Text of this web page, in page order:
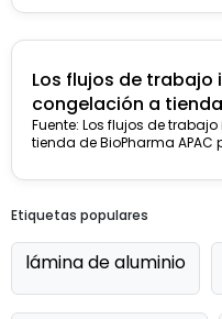
Los flujos de
congelación a
operaciones de la
biofarmacéutica
Fuente: Los flujos de
tienda de BioPharma
sucedió con BioPharma
Etiquetas populares
lámina de aluminio